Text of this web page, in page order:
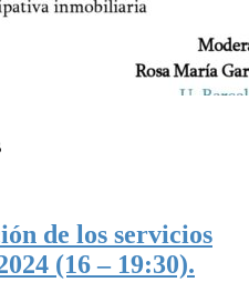
de los servicios
(16 – 19:30).